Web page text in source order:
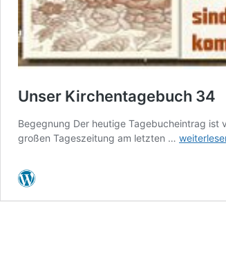
Unser Kirchentagebuch 34
Begegnung Der heutige Tagebucheintrag ist
großen Tageszeitung am letzten … Unser